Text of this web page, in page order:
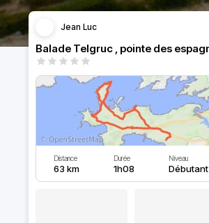
Jean Luc
Distance
63 km
Durée
1h08
Niveau
Débutant